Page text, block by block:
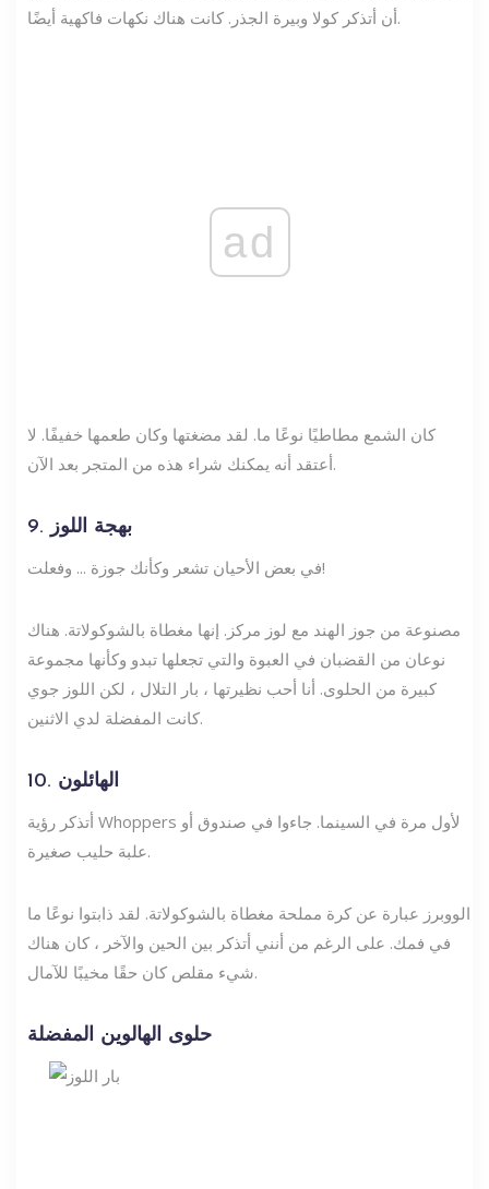
أن أتذكر كولا وبيرة الجذر. كانت هناك نكهات فاكهية أيضًا.
ad
كان الشمع مطاطيًا نوعًا ما. لقد مضغتها وكان طعمها خفيفًا. لا
أعتقد أنه يمكنك شراء هذه من المتجر بعد الآن.
9. بهجة اللوز
في بعض الأحيان تشعر وكأنك جوزة ... وفعلت!
مصنوعة من جوز الهند مع لوز مركز. إنها مغطاة بالشوكولاتة. هناك
نوعان من القضبان في العبوة والتي تجعلها تبدو وكأنها مجموعة
كبيرة من الحلوى. أنا أحب نظيرتها ، بار التلال ، لكن اللوز جوي
كانت المفضلة لدي الاثنين.
10. الهائلون
أتذكر رؤية Whoppers لأول مرة في السينما. جاءوا في صندوق أو
علبة حليب صغيرة.
الووبرز عبارة عن كرة مملحة مغطاة بالشوكولاتة. لقد ذابتوا نوعًا ما
في فمك. على الرغم من أنني أتذكر بين الحين والآخر ، كان هناك
شيء مقلص كان حقًا مخيبًا للآمال.
حلوى الهالوين المفضلة